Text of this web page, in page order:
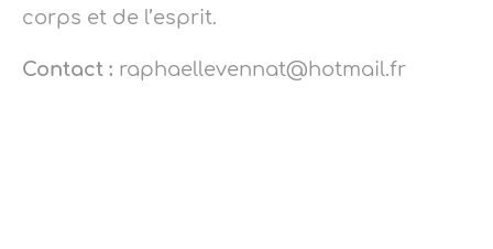
corps et de l’esprit.
Contact : raphaellevennat@hotmail.fr